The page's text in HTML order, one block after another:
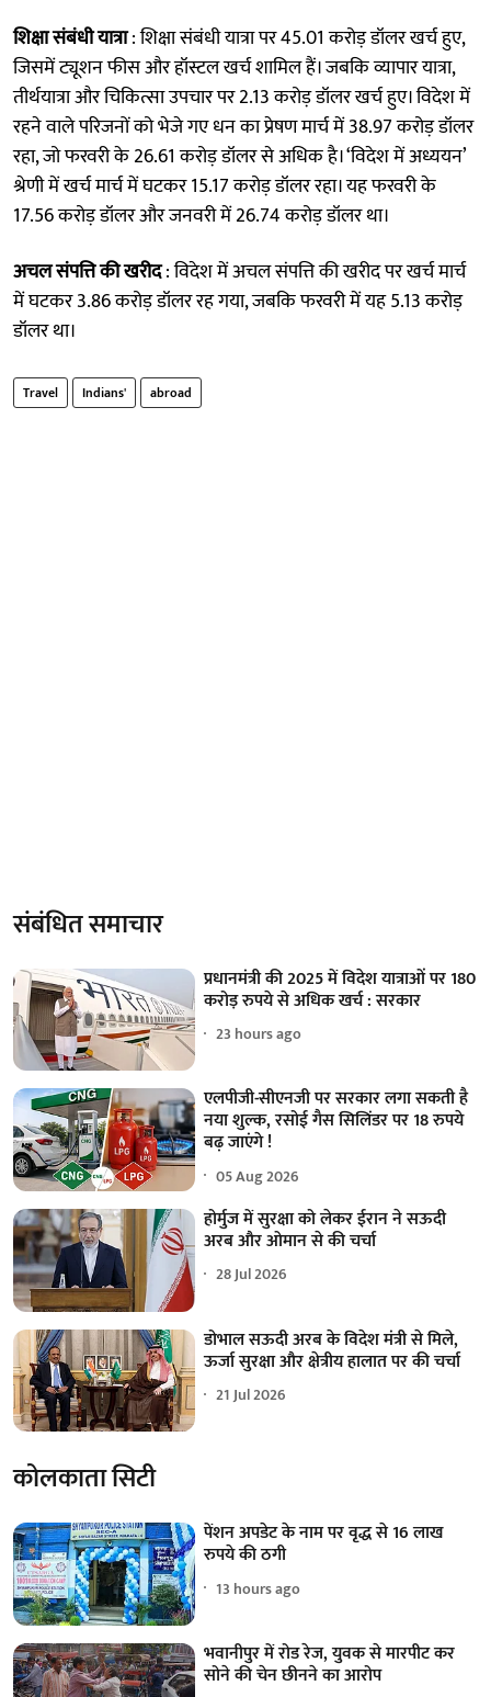
शिक्षा संबंधी यात्रा: शिक्षा संबंधी यात्रा पर 45.01 करोड़ डॉलर खर्च हुए,
जिसमें ट्यूशन फीस और हॉस्टल खर्च शामिल हैं। जबकि व्यापार यात्रा,
तीर्थयात्रा और चिकित्सा उपचार पर 2.13 करोड़ डॉलर खर्च हुए। विदेश में
रहने वाले परिजनों को भेजे गए धन का प्रेषण मार्च में 38.97 करोड़ डॉलर
रहा, जो फरवरी के 26.61 करोड़ डॉलर से अधिक है। ‘विदेश में अध्ययन’
श्रेणी में खर्च मार्च में घटकर 15.17 करोड़ डॉलर रहा। यह फरवरी के
17.56 करोड़ डॉलर और जनवरी में 26.74 करोड़ डॉलर था।
अचल संपत्ति की खरीद: विदेश में अचल संपत्ति की खरीद पर खर्च मार्च
में घटकर 3.86 करोड़ डॉलर रह गया, जबकि फरवरी में यह 5.13 करोड़
डॉलर था।
Travel Indians' abroad
संबंधित समाचार
प्रधानमंत्री की 2025 में विदेश यात्राओं पर 180
करोड़ रुपये से अधिक खर्च : सरकार
23 hours ago
एलपीजी-सीएनजी पर सरकार लगा सकती है
नया शुल्क, रसोई गैस सिलिंडर पर 18 रुपये
बढ़ जाएंगे !
05 Aug 2026
होर्मुज में सुरक्षा को लेकर ईरान ने सऊदी
अरब और ओमान से की चर्चा
28 Jul 2026
डोभाल सऊदी अरब के विदेश मंत्री से मिले,
ऊर्जा सुरक्षा और क्षेत्रीय हालात पर की चर्चा
21 Jul 2026
कोलकाता सिटी
पेंशन अपडेट के नाम पर वृद्ध से 16 लाख
रुपये की ठगी
13 hours ago
भवानीपुर में रोड रेज, युवक से मारपीट कर
सोने की चेन छीनने का आरोप